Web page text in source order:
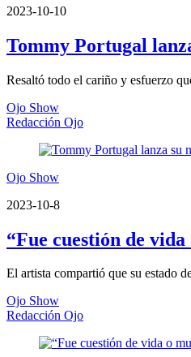
2023-10-10
Tommy Portugal
Resaltó todo el cariño y esfuerzo
Ojo Show
Redacción Ojo
Ojo Show
2023-10-8
“Fue cuestión de
El artista compartió que su estado
Ojo Show
Redacción Ojo